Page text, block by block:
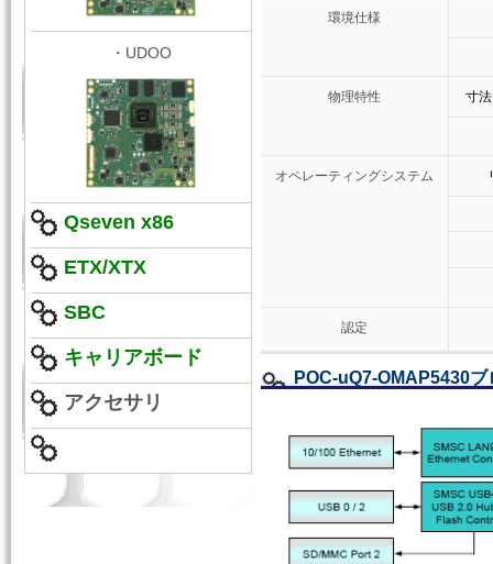
・UDOO
Qseven x86
ETX/XTX
SBC
キャリアボード
アクセサリ
環境仕様
物理特性 寸
オペレーティングシステム
認定
POC-uQ7-OMAP5430ブ